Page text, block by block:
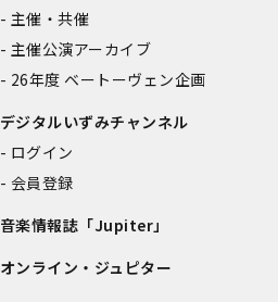
主催・共催
主催公演アーカイブ
26年度 ベートーヴェン企画
デジタルいずみチャンネル
ログイン
会員登録
音楽情報誌「Jupiter」
オンライン・ジュピター